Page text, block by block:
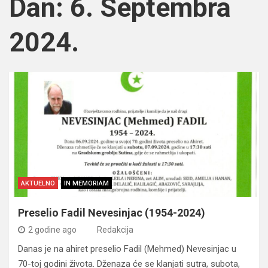
Dan: 6. Septembra
2024.
AKTUELNO IN MEMORIAM
Preselio Fadil Nevesinjac (1954-2024)
2 godine ago Redakcija
Danas je na ahiret preselio Fadil (Mehmed) Nevesinjac u
70-toj godini života. Dženaza će se klanjati sutra, subota,